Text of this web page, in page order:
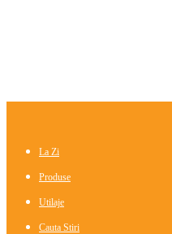
La Zi
Produse
Utilaje
Cauta Stiri